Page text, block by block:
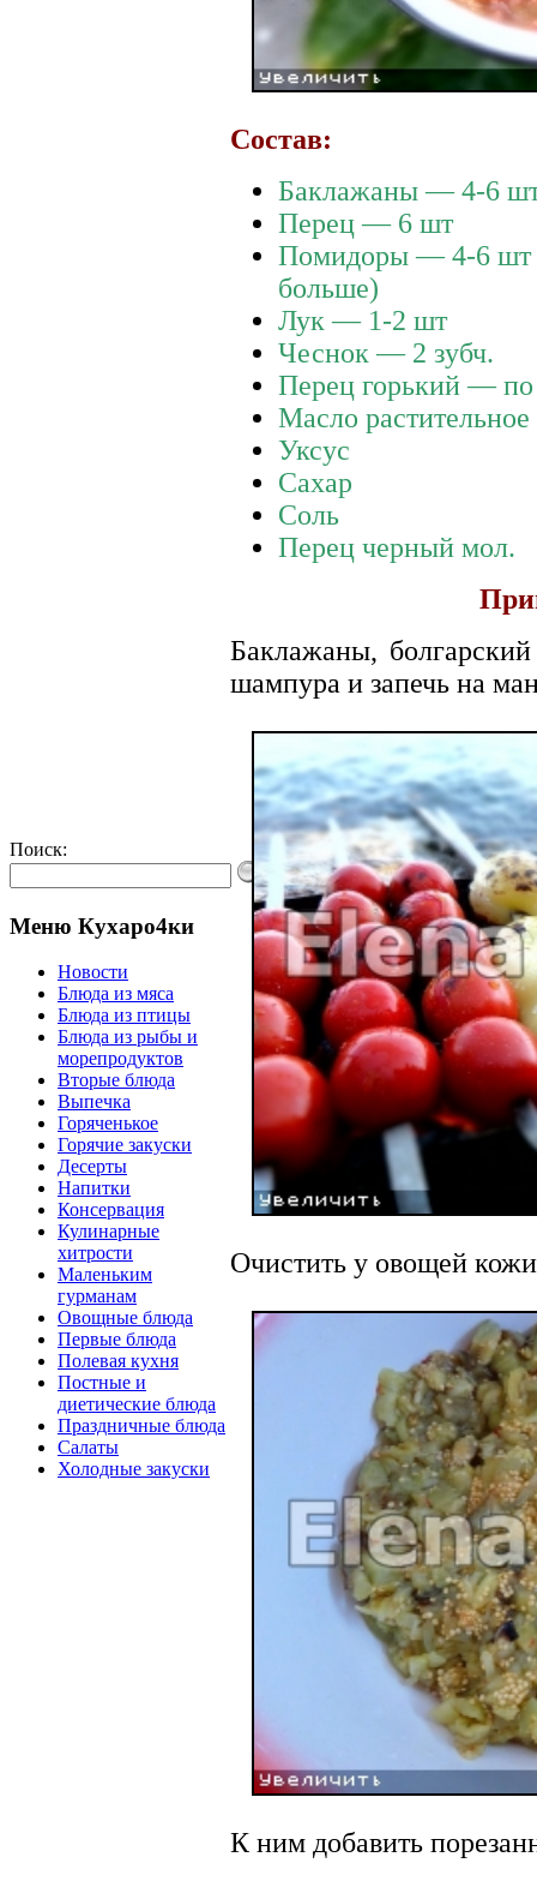
Поиск:
Меню Кухаро4ки
Новости
Блюда из мяса
Блюда из птицы
Блюда из рыбы и
морепродуктов
Вторые блюда
Выпечка
Горяченькое
Горячие закуски
Десерты
Напитки
Консервация
Кулинарные
хитрости
Маленьким
гурманам
Овощные блюда
Первые блюда
Полевая кухня
Постные и
диетические блюда
Праздничные блюда
Салаты
Холодные закуски
Состав:
Баклажаны — 4-6
Перец — 6 шт
Помидоры — 4-6 шт
больше)
Лук — 1-2 шт
Чеснок — 2 зубч.
Перец горький — по
Масло растительное
Уксус
Сахар
Соль
Перец черный мол.
Баклажаны,
шампура и запечь на
Очистить у овощей
К ним добавить